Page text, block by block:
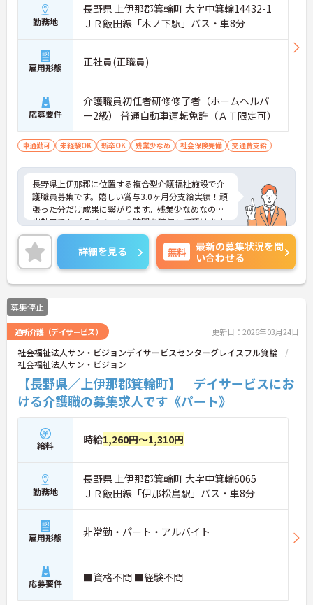
勤務地
長野県 上伊那郡箕輪町 大字中箕輪14432-1
ＪＲ飯田線「木ノ下駅」バス・車8分
雇用形態 正社員(正職員)
応募要件
介護職員初任者研修修了者（ホームヘルパ
ー2級） 普通自動車運転免許（ＡＴ限定可）
車通勤可 未経験OK 新卒OK 残業少なめ 社会保険完備 交通費支給
長野県上伊那郡に位置する複合型介護福祉施設で介
護職員募集です。嬉しい賞与3.0ヶ月分支給実績！頑
張った分だけ成果に繋がります。残業少なめなので
出勤日でもプライベートの時間を確保して頂けます
♪ご興味をお持ちの方には詳細の情報や面接のポイ
ントをお伝えしますのでお気軽にお問い合わせくだ
さいませ。
詳細を見る 無料
最新の募集状況を問
い合わせる
募集停止
通所介護（デイサービス） 更新日：2026年03月24日
社会福祉法人サン・ビジョンデイサービスセンターグレイスフル箕輪
社会福祉法人サン・ビジョン
【長野県／上伊那郡箕輪町】 デイサービスにお
ける介護職の募集求人です《パート》
給料 時給1,260円～1,310円
勤務地
長野県 上伊那郡箕輪町 大字中箕輪6065
ＪＲ飯田線「伊那松島駅」バス・車8分
雇用形態 非常勤・パート・アルバイト
応募要件 ■資格不問 ■経験不問